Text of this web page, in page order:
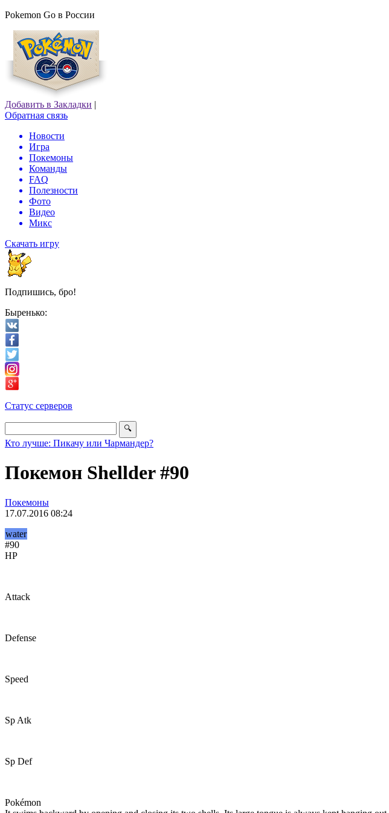
Pokemon Go в России
Добавить в Закладки |
Обратная связь
Новости
Игра
Покемоны
Команды
FAQ
Полезности
Фото
Видео
Микс
Скачать игру
Подпишись, бро!
Быренько:
Статус серверов
Кто лучше: Пикачу или Чармандер?
Покемон Shellder #90
Покемоны
17.07.2016 08:24
water
#90
HP
Attack
Defense
Speed
Sp Atk
Sp Def
Pokémon